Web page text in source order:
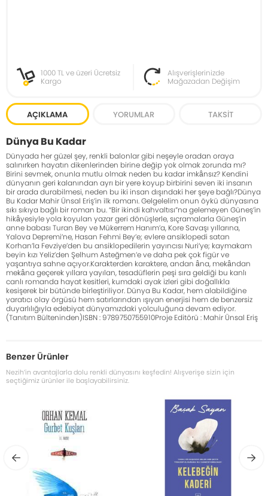
1000 TL ve üzeri Ücretsiz
Kargo
Alışverişlerinizde
Mağazadan Değişim
AÇIKLAMA YORUMLAR TAKSIT
Dünya Bu Kadar
Dünyada her güzel şey, renkli balonlar gibi neşeyle oradan oraya
salınırken hayatın dikenlerinden birine değip yok olmak zorunda mı?
Birini sevmek, onunla mutlu olmak neden bu kadar imkânsız? Kendini
dünyanın geri kalanından ayrı bir yere koyup birbirini seven iki insanın
bir arada durabilmesi, neden bu iki insan dışındaki her şeye bağlı?Dünya
Bu Kadar Mahir Ünsal Eriş’in ilk romanı. Gelgelelim onun öykü dünyasına
sıkı sıkıya bağlı bir roman bu. “Bir ikindi kahvaltısı”na gelemeyen Güneş’in
hikâyesiyle yola koyulan yazar geri dönüşlerle, sıçramalarla Güneş’in
anne babası Turan Bey ve Mükerrem Hanım’a, Kore Savaşı yıllarına,
Yalova Depremi’ne, Hasan Fehmi Bey’e; evlere ansiklopedi satan
Korhan’la Fevziye’den bu ansiklopedilerin yayıncısı Nuri’ye; kaymakam
beyin kızı Yeliz’den Şelhum Asteğmen’e ve daha pek çok figür ve
yaşantıya sahne açıyor.Karakterden karaktere, andan âna, mekândan
mekâna geçerek yıllara yayılan, tesadüflerin peşi sıra geldiği bu kanlı
canlı romanda hayat kesitleri, kumdaki ayak izleri gibi doğallıkla
kesişerek bir bütünde birleştiriliyor. Dünya Bu Kadar, hem alabildiğine
yaratıcı olay örgüsü hem satırlarından ışıyan enerjisi hem de benzersiz
duyarlılığıyla edebiyat dünyamızdaki yolculuğuna devam ediyor.
(Tanıtım Bülteninden)ISBN : 9789750755910Proje Editörü : Mahir Ünsal Eriş
Benzer Ürünler
Nezih’in avantajlarla dolu renkli dünyasını keşfedin! Alışverişe sizin için
seçtiğimiz ürünler ile başlayabilirsiniz.